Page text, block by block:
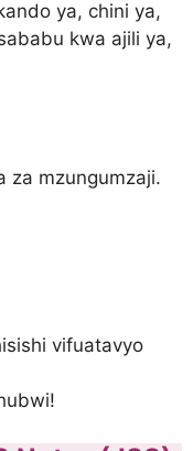
ya, chini ya,
kwa ajili ya,
za mzungumzaji.
vifuatavyo